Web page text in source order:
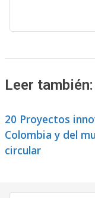
Leer también:
20 Proyectos
Colombia y del
circular